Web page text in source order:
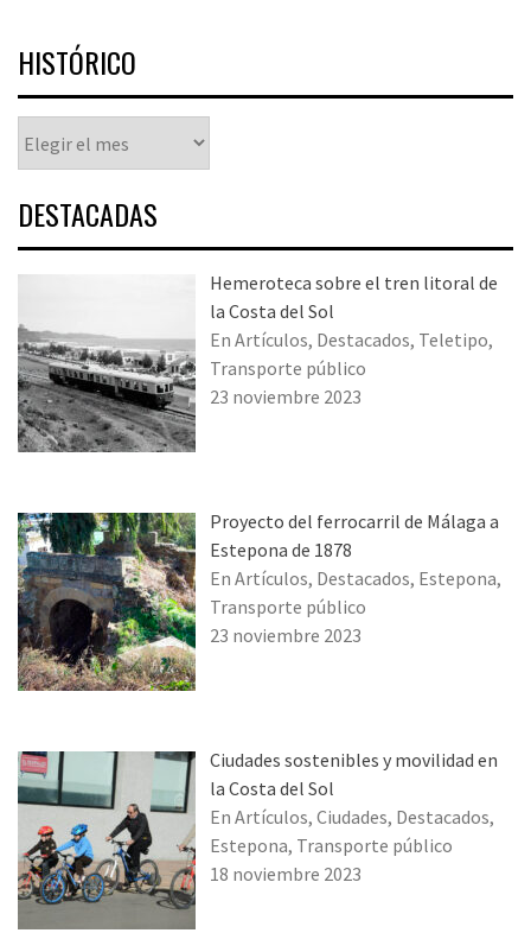
HISTÓRICO
DESTACADAS
Hemeroteca sobre el tren litoral de
la Costa del Sol
En Artículos, Destacados, Teletipo,
Transporte público
23 noviembre 2023
Proyecto del ferrocarril de Málaga a
Estepona de 1878
En Artículos, Destacados, Estepona,
Transporte público
23 noviembre 2023
Ciudades sostenibles y movilidad en
la Costa del Sol
En Artículos, Ciudades, Destacados,
Estepona, Transporte público
18 noviembre 2023